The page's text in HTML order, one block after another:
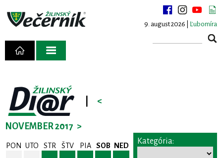
9. august 2026 | Ľubomíra
<
NOVEMBER 2017 >
PON UTO STR ŠTV PIA SOB NED Kategória: